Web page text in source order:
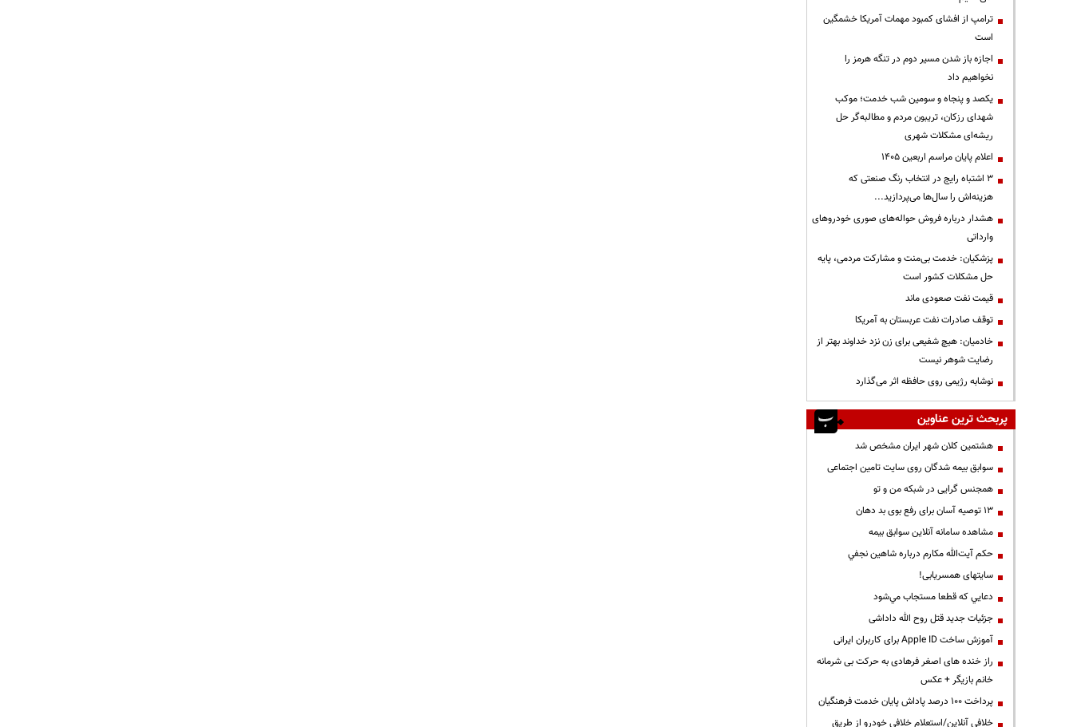
ترامپ از افشای کمبود مهمات آمریکا خشمگین
است
اجازه باز شدن مسیر دوم در تنگه هرمز را
نخواهیم داد
یکصد و پنجاه و سومین شب خدمت؛ موکب
شهدای رزکان، تریبون مردم و مطالبه‌گر حل
ریشه‌ای مشکلات شهری
اعلام پایان مراسم اربعین ۱۴۰۵
3 اشتباه رایج در انتخاب رنگ صنعتی که
هزینه‌اش را سال‌ها می‌پردازید...
هشدار درباره فروش حواله‌های صوری خودروهای
وارداتی
پزشکیان: خدمت بی‌منت و مشارکت مردمی، پایه
حل مشکلات کشور است
قیمت نفت صعودی ماند
توقف صادرات نفت عربستان به آمریکا
خادمیان: هیچ شفیعی برای زن نزد خداوند بهتر از
رضایت شوهر نیست
نوشابه رژیمی روی حافظه اثر می‌گذارد
پربحث ترین عناوین
هشتمین کلان شهر ایران مشخص شد
سوابق بیمه شدگان روی سایت تامین اجتماعی
همجنس گرایی در شبکه من و تو
13 توصیه آسان برای رفع بوی بد دهان
مشاهده سامانه آنلاين سوابق بیمه
حكم آيت‌الله مكارم درباره شاهين نجفي
سایتهای همسریابی!
دعايي كه قطعا مستجاب مي‌شود
جزئیات جدید قتل روح الله داداشی
آموزش ساخت Apple ID برای کاربران ایرانی
راز خنده های اصغر فرهادی به حرکت بی شرمانه
خانم بازیگر + عکس
پرداخت ۱۰۰ درصد پاداش پایان خدمت فرهنگیان
خلافی آنلاین/استعلام خلافی خودرو از طریق